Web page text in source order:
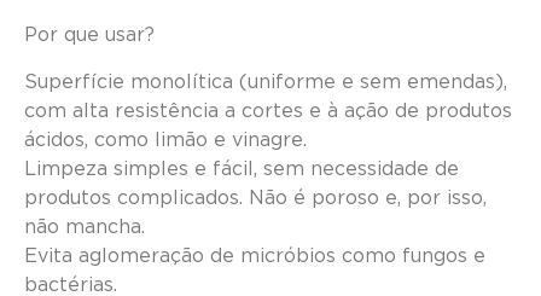
Por que usar?
Superfície monolítica (uniforme e sem emendas),
com alta resistência a cortes e à ação de produtos
ácidos, como limão e vinagre.
Limpeza simples e fácil, sem necessidade de
produtos complicados. Não é poroso e, por isso,
não mancha.
Evita aglomeração de micróbios como fungos e
bactérias.